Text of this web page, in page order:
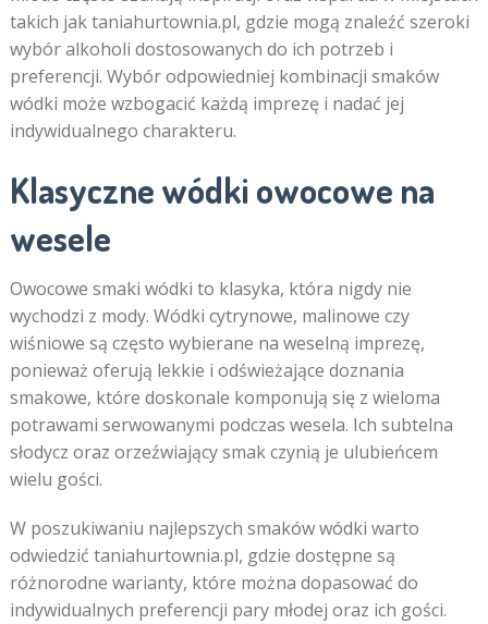
takich jak taniahurtownia.pl, gdzie mogą znaleźć szeroki
wybór alkoholi dostosowanych do ich potrzeb i
preferencji. Wybór odpowiedniej kombinacji smaków
wódki może wzbogacić każdą imprezę i nadać jej
indywidualnego charakteru.
Klasyczne wódki owocowe na
wesele
Owocowe smaki wódki to klasyka, która nigdy nie
wychodzi z mody. Wódki cytrynowe, malinowe czy
wiśniowe są często wybierane na weselną imprezę,
ponieważ oferują lekkie i odświeżające doznania
smakowe, które doskonale komponują się z wieloma
potrawami serwowanymi podczas wesela. Ich subtelna
słodycz oraz orzeźwiający smak czynią je ulubieńcem
wielu gości.
W poszukiwaniu najlepszych smaków wódki warto
odwiedzić taniahurtownia.pl, gdzie dostępne są
różnorodne warianty, które można dopasować do
indywidualnych preferencji pary młodej oraz ich gości.